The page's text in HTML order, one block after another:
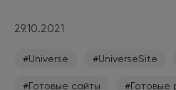
29.10.2021
#Universe #UniverseSite
#Готовые сайты #Готовые